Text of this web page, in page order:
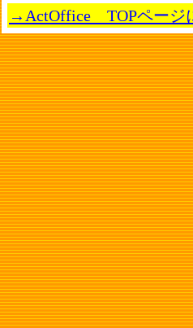
→ActOffice TOPページ